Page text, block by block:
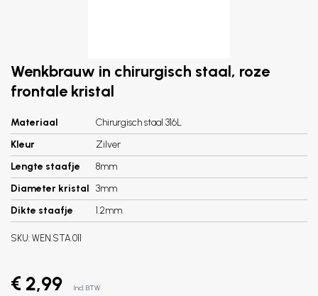
Wenkbrauw in chirurgisch staal, roze
frontale kristal
Materiaal
Chirurgisch staal 316L
Kleur
Zilver
Lengte staafje
8mm
Diameter kristal 3mm
Dikte staafje
1.2mm
SKU: WEN.STA.011
€ 2,99 Incl. BTW